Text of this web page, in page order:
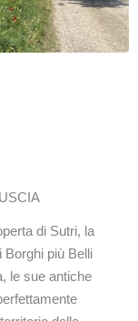
di Sutri, la
Borghi più Belli
le sue antiche